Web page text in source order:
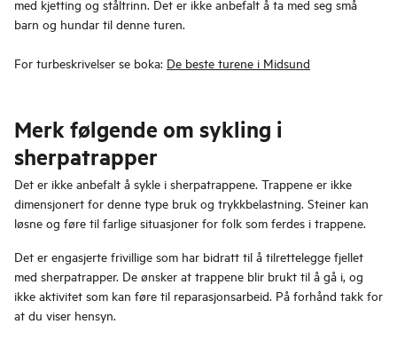
med kjetting og ståltrinn. Det er ikke anbefalt å ta med seg små
barn og hundar til denne turen.
For turbeskrivelser se boka: De beste turene i Midsund
Merk følgende om sykling i
sherpatrapper
Det er ikke anbefalt å sykle i sherpatrappene. Trappene er ikke
dimensjonert for denne type bruk og trykkbelastning. Steiner kan
løsne og føre til farlige situasjoner for folk som ferdes i trappene.
Det er engasjerte frivillige som har bidratt til å tilrettelegge fjellet
med sherpatrapper. De ønsker at trappene blir brukt til å gå i, og
ikke aktivitet som kan føre til reparasjonsarbeid. På forhånd takk for
at du viser hensyn.